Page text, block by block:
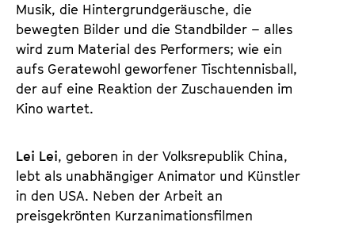
Musik, die Hintergrundgeräusche, die
bewegten Bilder und die Standbilder – alles
wird zum Material des Performers; wie ein
aufs Geratewohl geworfener Tischtennisball,
der auf eine Reaktion der Zuschauenden im
Kino wartet.
Lei Lei, geboren in der Volksrepublik China,
lebt als unabhängiger Animator und Künstler
in den USA. Neben der Arbeit an
preisgekrönten Kurzanimationsfilmen